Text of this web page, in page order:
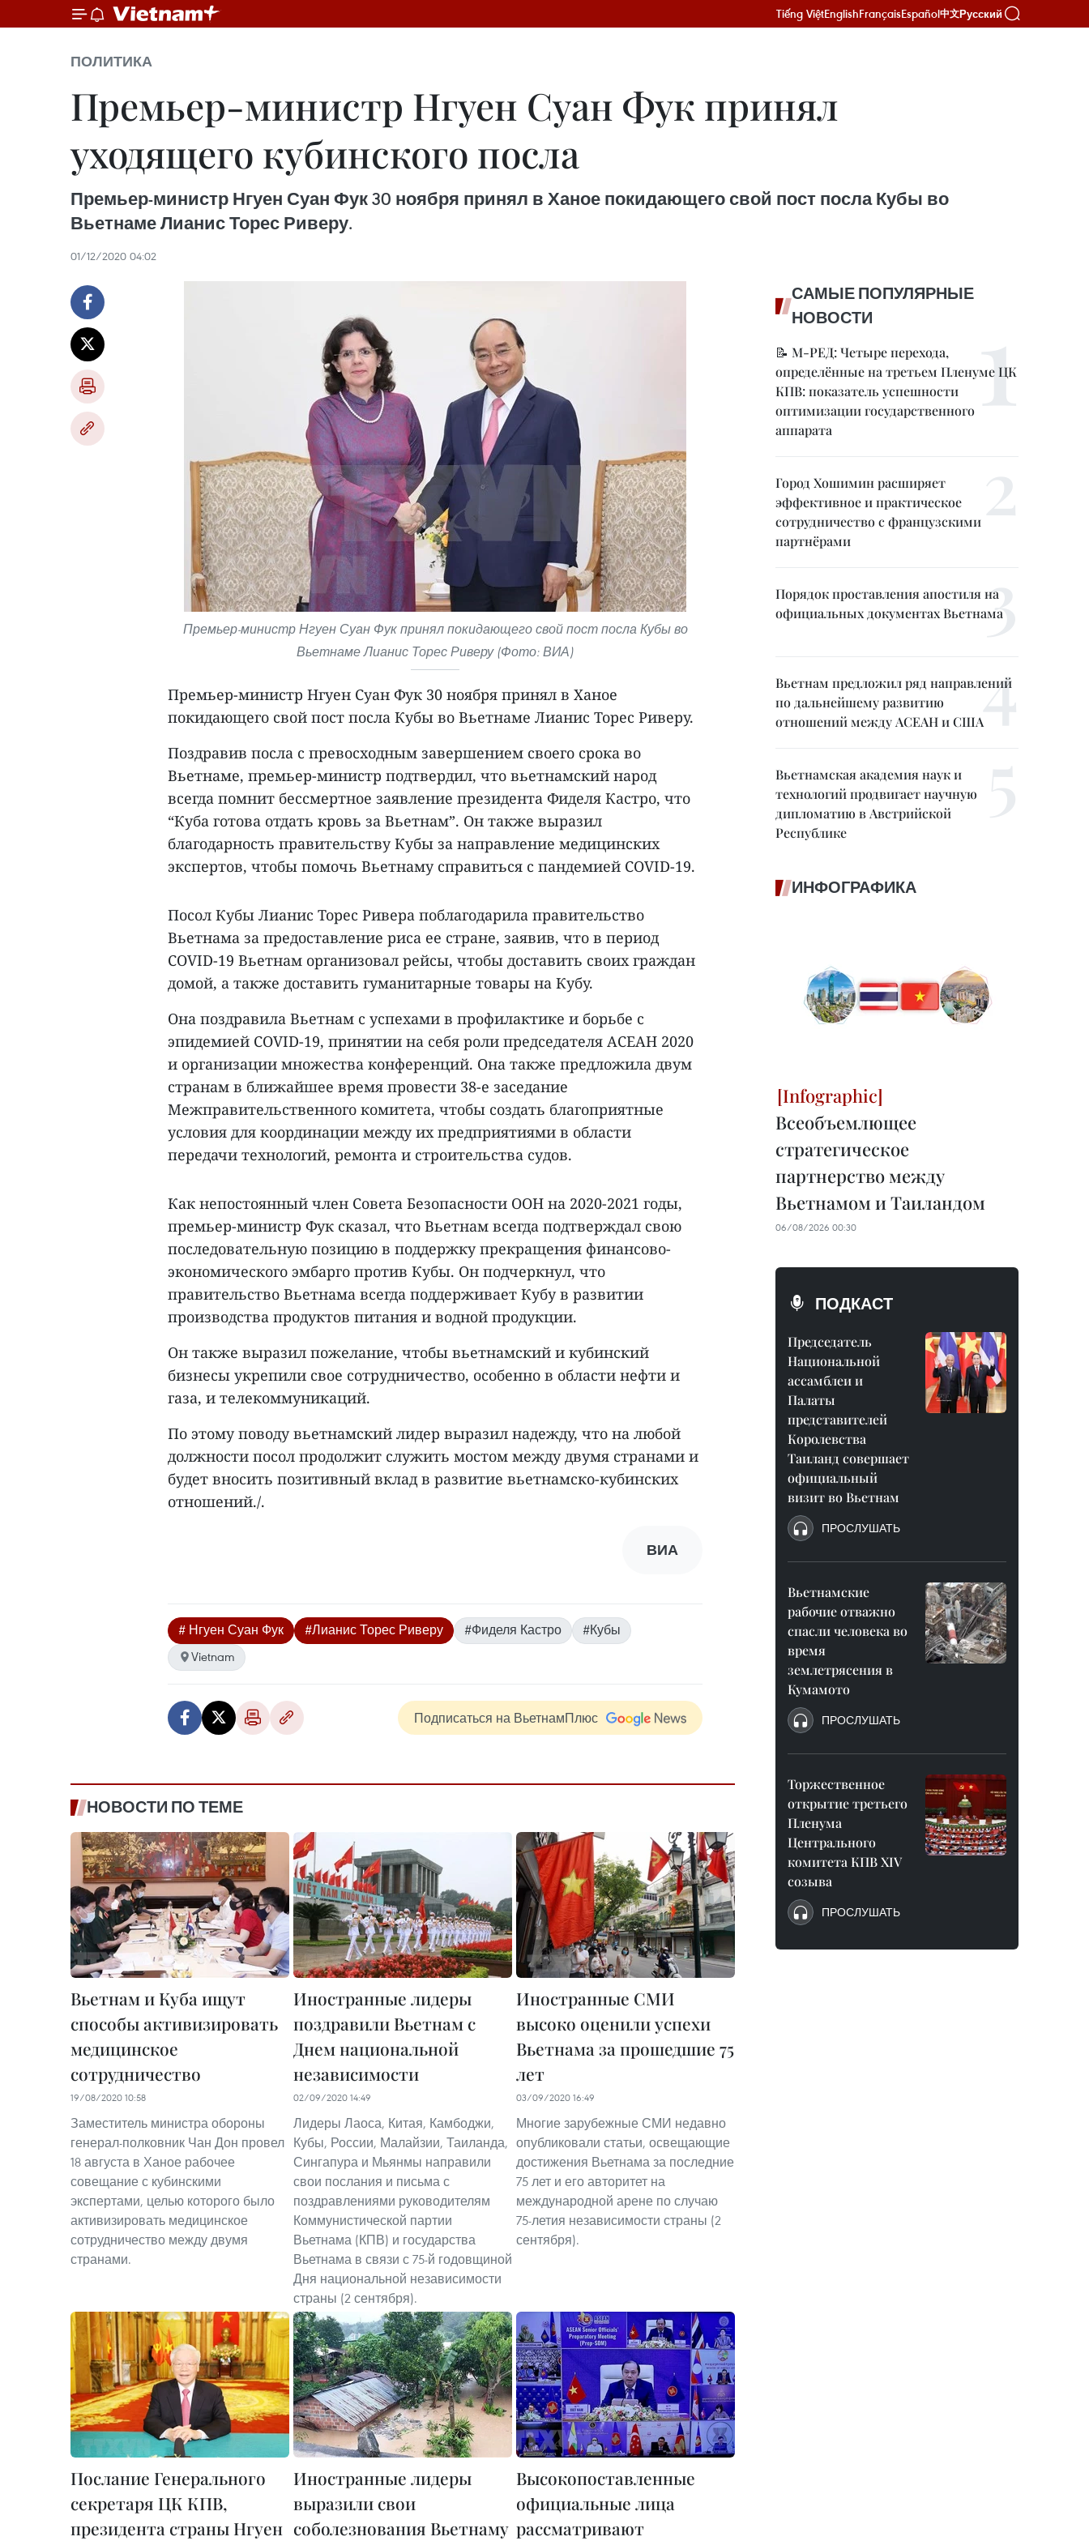
Tiếng ViệtEnglishFrançaisEspañol中文Русский
ПОЛИТИКА
Премьер-министр Нгуен Суан Фук принял
уходящего кубинского посла
Премьер-министр Нгуен Суан Фук 30 ноября принял в Ханое покидающего свой пост посла Кубы во
Вьетнаме Лианис Торес Риверу.
01/12/2020 04:02
Премьер-министр Нгуен Суан Фук принял покидающего свой пост посла Кубы во
Вьетнаме Лианис Торес Риверу (Фото: ВИА)
Премьер-министр Нгуен Суан Фук 30 ноября принял в Ханое
покидающего свой пост посла Кубы во Вьетнаме Лианис Торес Риверу.
Поздравив посла с превосходным завершением своего срока во
Вьетнаме, премьер-министр подтвердил, что вьетнамский народ
всегда помнит бессмертное заявление президента Фиделя Кастро, что
“Куба готова отдать кровь за Вьетнам”. Он также выразил
благодарность правительству Кубы за направление медицинских
экспертов, чтобы помочь Вьетнаму справиться с пандемией COVID-19.
Посол Кубы Лианис Торес Ривера поблагодарила правительство
Вьетнама за предоставление риса ее стране, заявив, что в период
COVID-19 Вьетнам организовал рейсы, чтобы доставить своих граждан
домой, а также доставить гуманитарные товары на Кубу.
Она поздравила Вьетнам с успехами в профилактике и борьбе с
эпидемией COVID-19, принятии на себя роли председателя АСЕАН 2020
и организации множества конференций. Она также предложила двум
странам в ближайшее время провести 38-е заседание
Межправительственного комитета, чтобы создать благоприятные
условия для координации между их предприятиями в области
передачи технологий, ремонта и строительства судов.
Как непостоянный член Совета Безопасности ООН на 2020-2021 годы,
премьер-министр Фук сказал, что Вьетнам всегда подтверждал свою
последовательную позицию в поддержку прекращения финансово-
экономического эмбарго против Кубы. Он подчеркнул, что
правительство Вьетнама всегда поддерживает Кубу в развитии
производства продуктов питания и водной продукции.
Он также выразил пожелание, чтобы вьетнамский и кубинский
бизнесы укрепили свое сотрудничество, особенно в области нефти и
газа, и телекоммуникаций.
По этому поводу вьетнамский лидер выразил надежду, что на любой
должности посол продолжит служить мостом между двумя странами и
будет вносить позитивный вклад в развитие вьетнамско-кубинских
отношений./.
ВИА
# Нгуен Суан Фук #Лианис Торес Риверу #Фиделя Кастро
#Кубы
Vietnam
Подписаться на ВьетнамПлюс
НОВОСТИ ПО ТЕМЕ
Вьетнам и Куба ищут
способы активизировать
медицинское
сотрудничество
19/08/2020 10:58
Заместитель министра обороны
генерал-полковник Чан Дон провел
18 августа в Ханое рабочее
совещание с кубинскими
экспертами, целью которого было
активизировать медицинское
сотрудничество между двумя
странами.
Иностранные лидеры
поздравили Вьетнам с
Днем национальной
независимости
02/09/2020 14:49
Лидеры Лаоса, Китая, Камбоджи,
Кубы, России, Малайзии, Таиланда,
Сингапура и Мьянмы направили
свои послания и письма с
поздравлениями руководителям
Коммунистической партии
Вьетнама (КПВ) и государства
Вьетнама в связи с 75-й годовщиной
Дня национальной независимости
страны (2 сентября).
Иностранные СМИ
высоко оценили успехи
Вьетнама за прошедшие 75
лет
03/09/2020 16:49
Многие зарубежные СМИ недавно
опубликовали статьи, освещающие
достижения Вьетнама за последние
75 лет и его авторитет на
международной арене по случаю
75-летия независимости страны (2
сентября).
Послание Генерального
секретаря ЦК КПВ,
президента страны Нгуен
Иностранные лидеры
выразили свои
соболезнования Вьетнаму
Высокопоставленные
официальные лица
рассматривают
САМЫЕ ПОПУЛЯРНЫЕ
НОВОСТИ
📝 М-РЕД: Четыре перехода,
определённые на третьем Пленуме ЦК
КПВ: показатель успешности
оптимизации государственного
аппарата
Город Хошимин расширяет
эффективное и практическое
сотрудничество с французскими
партнёрами
Порядок проставления апостиля на
официальных документах Вьетнама
Вьетнам предложил ряд направлений
по дальнейшему развитию
отношений между АСЕАН и США
Вьетнамская академия наук и
технологий продвигает научную
дипломатию в Австрийской
Республике
ИНФОГРАФИКА
Всеобъемлющее
стратегическое
партнерство между
Вьетнамом и Таиландом
06/08/2026 00:30
ПОДКАСТ
Председатель
Национальной
ассамблеи и
Палаты
представителей
Королевства
Таиланд совершает
официальный
визит во Вьетнам
ПРОСЛУШАТЬ
Вьетнамские
рабочие отважно
спасли человека во
время
землетрясения в
Кумамото
ПРОСЛУШАТЬ
Торжественное
открытие третьего
Пленума
Центрального
комитета КПВ XIV
созыва
ПРОСЛУШАТЬ